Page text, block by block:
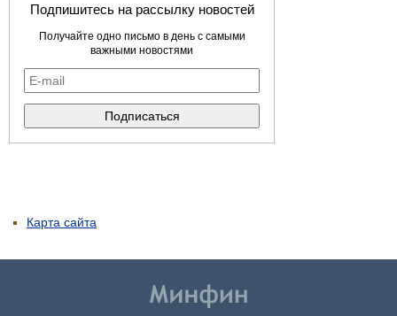
Подпишитесь на рассылку новостей
Получайте одно письмо в день с самыми
важными новостями
Карта сайта